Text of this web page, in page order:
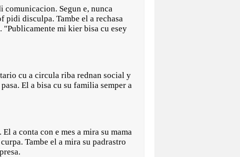
Segun e, nunca
pidi disculpa. Tambe el a rechasa
"Publicamente mi kier bisa cu esey
cu a circula riba rednan social y
El a bisa cu su familia semper a
a conta con e mes a mira su mama
Tambe el a mira su padrastro